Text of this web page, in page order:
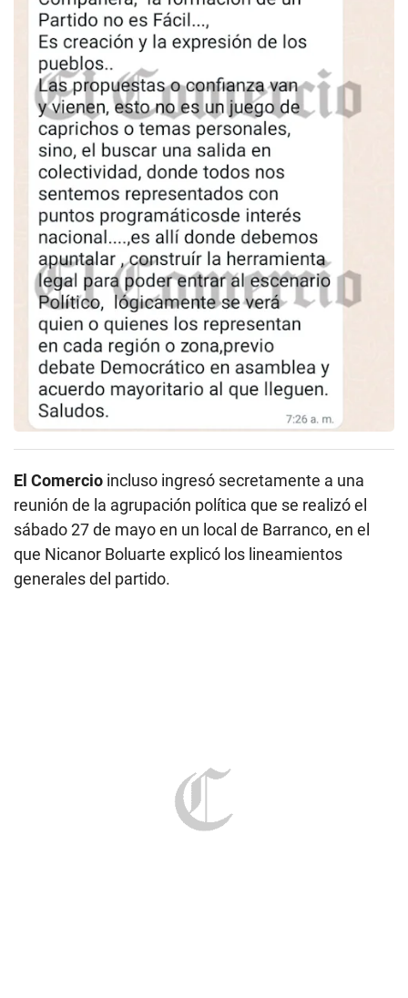
El Comercio incluso ingresó secretamente a una
reunión de la agrupación política que se realizó el
sábado 27 de mayo en un local de Barranco, en el
que Nicanor Boluarte explicó los lineamientos
generales del partido.